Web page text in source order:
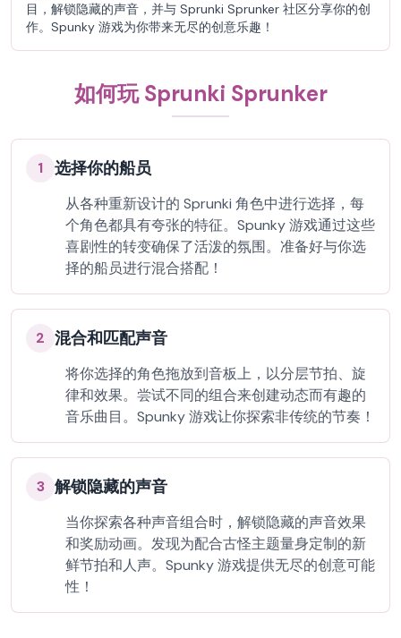
目，解锁隐藏的声音，并与 Sprunki Sprunker 社区分享你的创
作。Spunky 游戏为你带来无尽的创意乐趣！
如何玩 Sprunki Sprunker
1 选择你的船员
从各种重新设计的 Sprunki 角色中进行选择，每
个角色都具有夸张的特征。Spunky 游戏通过这些
喜剧性的转变确保了活泼的氛围。准备好与你选
择的船员进行混合搭配！
2 混合和匹配声音
将你选择的角色拖放到音板上，以分层节拍、旋
律和效果。尝试不同的组合来创建动态而有趣的
音乐曲目。Spunky 游戏让你探索非传统的节奏！
3 解锁隐藏的声音
当你探索各种声音组合时，解锁隐藏的声音效果
和奖励动画。发现为配合古怪主题量身定制的新
鲜节拍和人声。Spunky 游戏提供无尽的创意可能
性！